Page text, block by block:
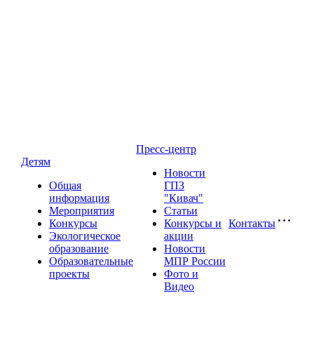
Детям
Общая
информация
Мероприятия
Конкурсы
Экологическое
образование
Образовательные
проекты
Пресс-центр
Новости
ГПЗ
"Кивач"
Статьи
Конкурсы и
акции
Новости
МПР России
Фото и
Видео
Контакты